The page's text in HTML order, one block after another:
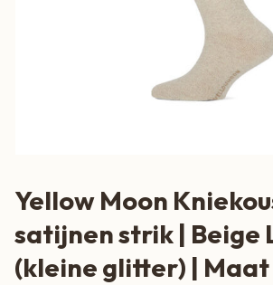
Yellow Moon
satijnen strik | Beige
(kleine glitter) | Maat